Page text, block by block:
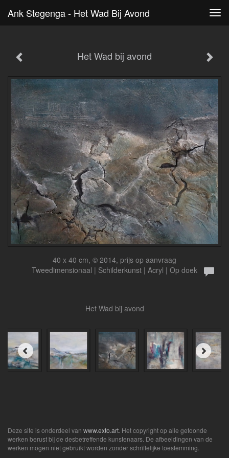
Ank Stegenga - Het Wad Bij Avond
Het Wad bij avond
40 x 40 cm, © 2014, prijs op aanvraag
Tweedimensionaal | Schilderkunst | Acryl | Op doek
Het Wad bij avond
Deze site is onderdeel van www.exto.art . Het copyright op alle getoonde
werken berust bij de desbetreffende kunstenaars. De afbeeldingen van de
werken mogen niet gebruikt worden zonder schriftelijke toestemming.